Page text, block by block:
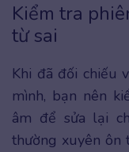
Kiểm tra
từ sai
Khi đã đối chiếu
mình, bạn nên
âm để sửa lại
thường xuyên ôn